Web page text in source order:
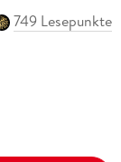
749 Lesepunkte